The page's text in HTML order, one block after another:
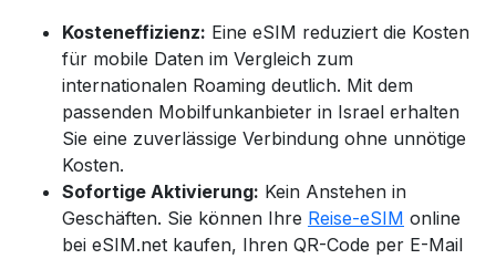
Kosteneffizienz: Eine eSIM reduziert die Kosten
für mobile Daten im Vergleich zum
internationalen Roaming deutlich. Mit dem
passenden Mobilfunkanbieter in Israel erhalten
Sie eine zuverlässige Verbindung ohne unnötige
Kosten.
Sofortige Aktivierung: Kein Anstehen in
Geschäften. Sie können Ihre Reise-eSIM online
bei eSIM.net kaufen, Ihren QR-Code per E-Mail